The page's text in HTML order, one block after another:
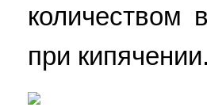
количеством
при